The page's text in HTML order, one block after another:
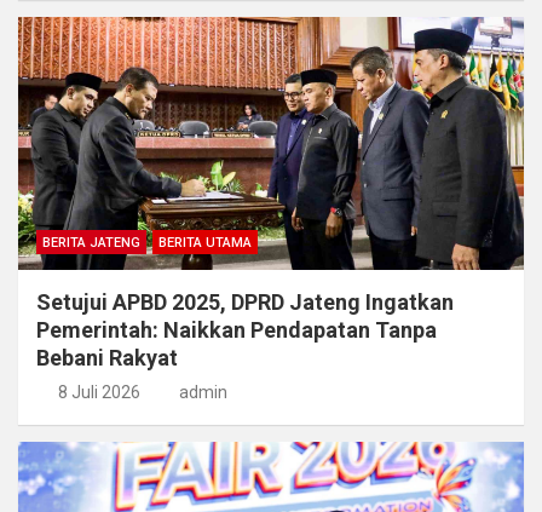
BERITA JATENG BERITA UTAMA
Setujui APBD 2025, DPRD Jateng Ingatkan
Pemerintah: Naikkan Pendapatan Tanpa
Bebani Rakyat
8 Juli 2026 admin